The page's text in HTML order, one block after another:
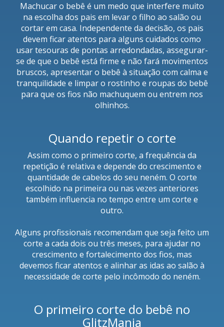
Machucar o bebê é um medo que interfere muito
na escolha dos pais em levar o filho ao salão ou
cortar em casa. Independente da decisão, os pais
devem ficar atentos para alguns cuidados como
usar tesouras de pontas arredondadas, assegurar-
se de que o bebê está firme e não fará movimentos
bruscos, apresentar o bebê à situação com calma e
tranquilidade e limpar o rostinho e roupas do bebê
para que os fios não machuquem ou entrem nos
olhinhos.
Quando repetir o corte
Assim como o primeiro corte, a frequência da
repetição é relativa e depende do crescimento e
quantidade de cabelos do seu neném. O corte
escolhido na primeira ou nas vezes anteriores
também influencia no tempo entre um corte e
outro.
Alguns profissionais recomendam que seja feito um
corte a cada dois ou três meses, para ajudar no
crescimento e fortalecimento dos fios, mas
devemos ficar atentos e alinhar as idas ao salão à
necessidade de corte pelo incômodo do neném.
O primeiro corte do bebê no
GlitzMania